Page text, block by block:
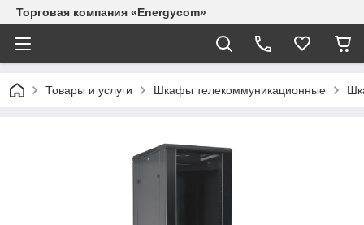
Торговая компания «Energycom»
Товары и услуги Шкафы телекоммуникационные